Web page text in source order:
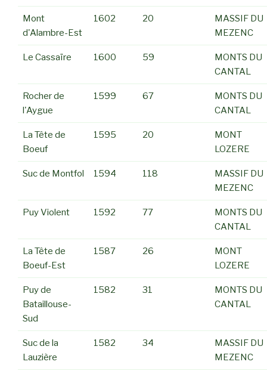
Mont
d'Alambre-Est
1602 20
MASSIF DU
MEZENC
Le Cassaïre 1600 59
MONTS DU
CANTAL
Rocher de
l'Aygue
1599 67
MONTS DU
CANTAL
La Tête de
Boeuf
1595 20
MONT
LOZERE
Suc de Montfol 1594 118
MASSIF DU
MEZENC
Puy Violent 1592 77
MONTS DU
CANTAL
La Tête de
Boeuf-Est
1587 26
MONT
LOZERE
Puy de
Bataillouse-
Sud
1582 31
MONTS DU
CANTAL
Suc de la
Lauzière
1582 34
MASSIF DU
MEZENC